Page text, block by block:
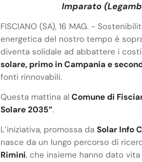
Imparato
FISCIANO (SA), 16 MAG. -
energetica del nostro tempo è
diventa solidale ad abbattere i
solare, primo in Campania e
fonti rinnovabili.
Questa mattina al Comune di
Solare 2035”.
L’iniziativa, promossa da Solar Info
nasce da un lungo percorso di
Rimini, che insieme hanno dato